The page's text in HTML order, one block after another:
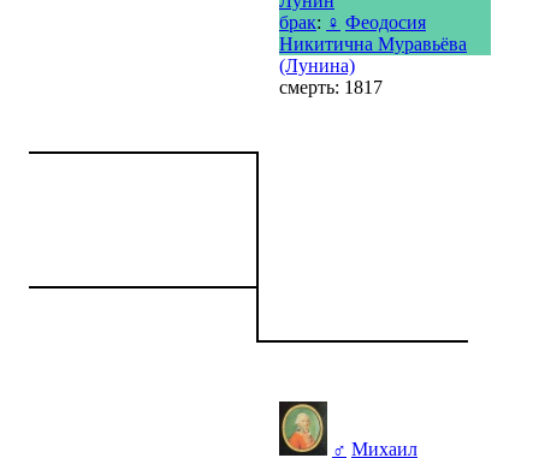
брак: ♀ Феодосия
Никитична Муравьёва
(Лунина)
смерть: 1817
♂ Михаил